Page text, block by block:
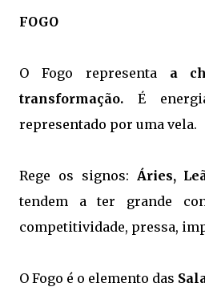
FOGO
O Fogo representaa
transformação.É
representado por uma vela.
Rege os signos: Áries,
tendem a ter grande
competitividade, pressa,
O Fogo é o elemento das